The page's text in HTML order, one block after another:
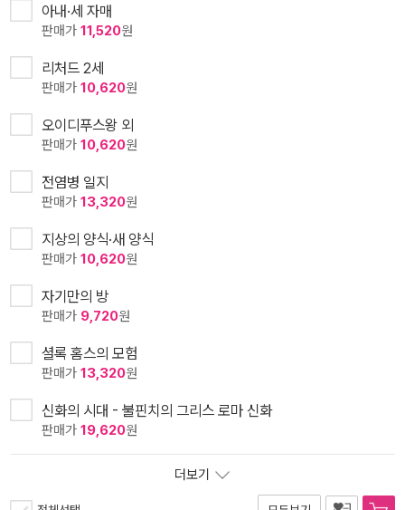
아내·세 자매
판매가 11,520원
리처드 2세
판매가 10,620원
오이디푸스왕 외
판매가 10,620원
전염병 일지
판매가 13,320원
지상의 양식·새 양식
판매가 10,620원
자기만의 방
판매가 9,720원
셜록 홈스의 모험
판매가 13,320원
신화의 시대 - 불핀치의 그리스 로마 신화
판매가 19,620원
더보기